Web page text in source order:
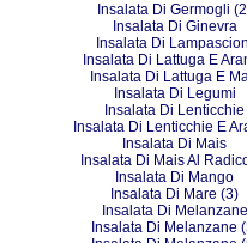
Insalata Di Germogli
Insalata Di Ginevra
Insalata Di
Insalata Di Lattuga E
Insalata Di Lattuga E
Insalata Di Legumi
Insalata Di Lenticchie
Insalata Di Lenticchie E
Insalata Di Mais
Insalata Di Mais Al
Insalata Di Mango
Insalata Di Mare (3)
Insalata Di Melanzane
Insalata Di Melanzane